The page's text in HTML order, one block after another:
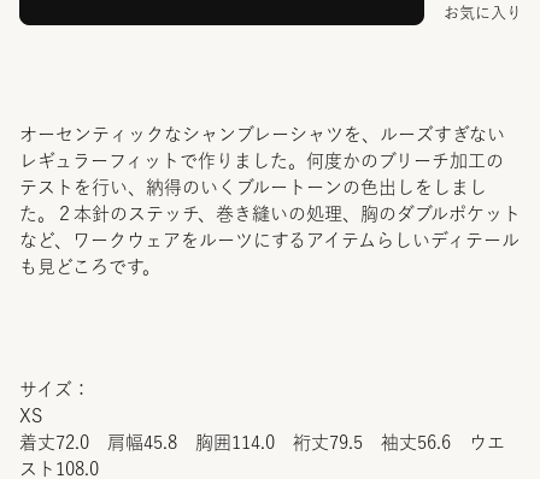
お気に入り
オーセンティックなシャンブレーシャツを、ルーズすぎない
レギュラーフィットで作りました。何度かのブリーチ加工の
テストを行い、納得のいくブルートーンの色出しをしまし
た。２本針のステッチ、巻き縫いの処理、胸のダブルポケット
など、ワークウェアをルーツにするアイテムらしいディテール
も見どころです。
サイズ：
XS
着丈72.0 肩幅45.8 胸囲114.0 裄丈79.5 袖丈56.6 ウエ
スト108.0